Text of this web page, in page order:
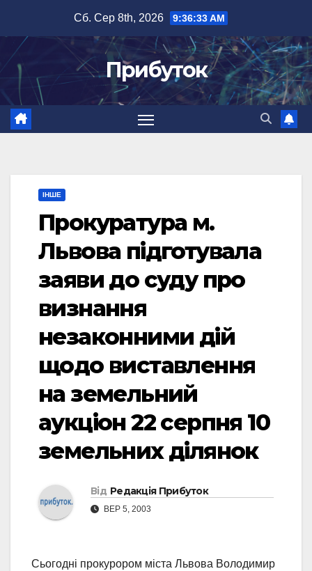
вмісту
Сб. Сер 8th, 2026 9:36:34 AM
Прибуток
ІНШЕ
Прокуратура м.
Львова підготувала
заяви до суду про
визнання
незаконними дій
щодо виставлення
на земельний
аукціон 22 серпня 10
земельних ділянок
Від Редакція Прибуток
ВЕР 5, 2003
Сьогодні прокурором міста Львова Володимир